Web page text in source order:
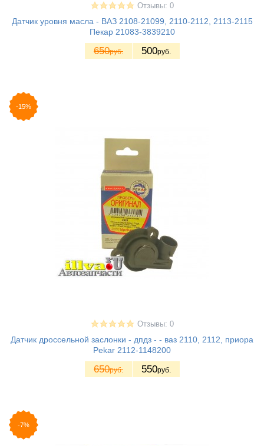
Отзывы: 0
Датчик уровня масла - ВАЗ 2108-21099, 2110-2112, 2113-2115
Пекар 21083-3839210
650руб. 500руб.
-15%
Отзывы: 0
Датчик дроссельной заслонки - дпдз - - ваз 2110, 2112, приора
Pekar 2112-1148200
650руб. 550руб.
-7%